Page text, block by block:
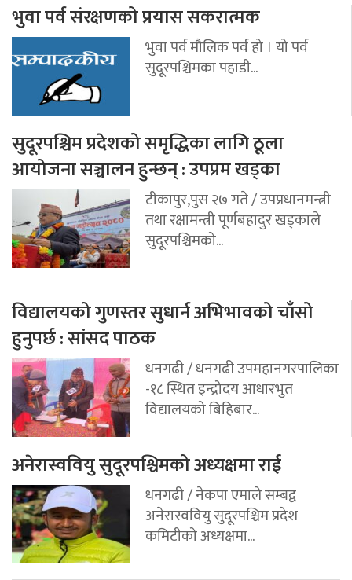
भुवा पर्व संरक्षणको प्रयास सकरात्मक
भुवा पर्व मौलिक पर्व हो । यो पर्व
सुदूरपश्चिमका पहाडी...
सुदूरपश्चिम प्रदेशको समृद्धिका लागि ठूला
आयोजना सञ्चालन हुन्छन् : उपप्रम खड्का
टीकापुर,पुस २७ गते / उपप्रधानमन्त्री
तथा रक्षामन्त्री पूर्णबहादुर खड्काले
सुदूरपश्चिमको...
विद्यालयको गुणस्तर सुधार्न अभिभावको चाँसो
हुनुपर्छ : सांसद पाठक
धनगढी / धनगढी उपमहानगरपालिका
-१८ स्थित इन्द्रोदय आधारभुत
विद्यालयको बिहिबार...
अनेरास्ववियु सुदूरपश्चिमको अध्यक्षमा राई
धनगढी / नेकपा एमाले सम्बद्व
अनेरास्ववियु सुदूरपश्चिम प्रदेश
कमिटीको अध्यक्षमा...